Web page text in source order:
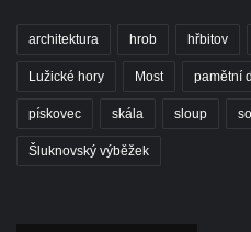
Pamětní deska Samuela
v Sokolově
Kenotaf Ericha Ullmanna na
architektura hrob hřbitov
Lužické hory Most pamětní
pískovec skála sloup
Šluknovský výběžek